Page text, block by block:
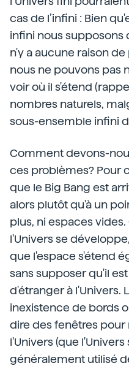
cas de l’infini : Bien
infini nous supposons
n'y a aucune raison
nous ne pouvons pas
voir où il s'étend
nombres naturels,
sous-ensemble infini
Comment devons-
ces problèmes? Pour
que le Big Bang est
alors plutôt qu'à un
plus, ni espaces
l'Univers se
que l'espace s'étend
sans supposer qu'il
d'étranger à l'Univers.
inexistence de bords
dire des fenêtres
l'Univers (que
généralement utilisé